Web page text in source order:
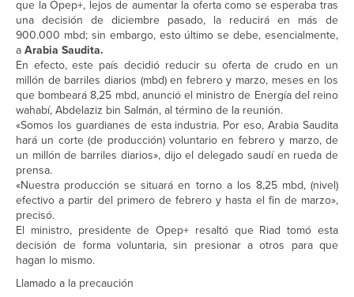
que la Opep+, lejos de aumentar la oferta como se esperaba tras
una decisión de diciembre pasado, la reducirá en más de
900.000 mbd; sin embargo, esto último se debe, esencialmente,
a Arabia Saudita.
En efecto, este país decidió reducir su oferta de crudo en un
millón de barriles diarios (mbd) en febrero y marzo, meses en los
que bombeará 8,25 mbd, anunció el ministro de Energía del reino
wahabí, Abdelaziz bin Salmán, al término de la reunión.
«Somos los guardianes de esta industria. Por eso, Arabia Saudita
hará un corte (de producción) voluntario en febrero y marzo, de
un millón de barriles diarios», dijo el delegado saudí en rueda de
prensa.
«Nuestra producción se situará en torno a los 8,25 mbd, (nivel)
efectivo a partir del primero de febrero y hasta el fin de marzo»,
precisó.
El ministro, presidente de Opep+ resaltó que Riad tomó esta
decisión de forma voluntaria, sin presionar a otros para que
hagan lo mismo.
Llamado a la precaución